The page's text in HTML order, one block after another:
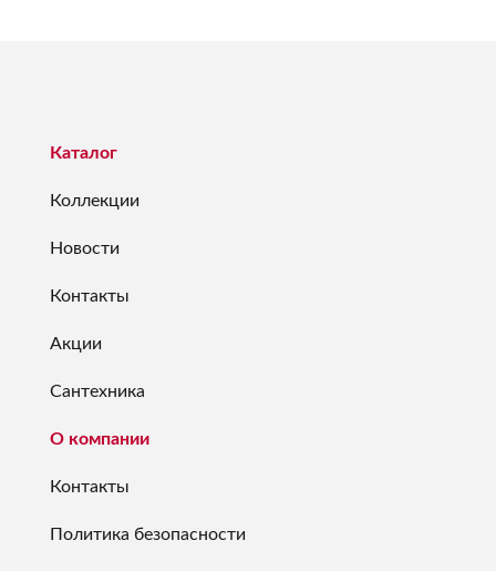
Каталог
Коллекции
Новости
Контакты
Акции
Сантехника
О компании
Контакты
Политика безопасности